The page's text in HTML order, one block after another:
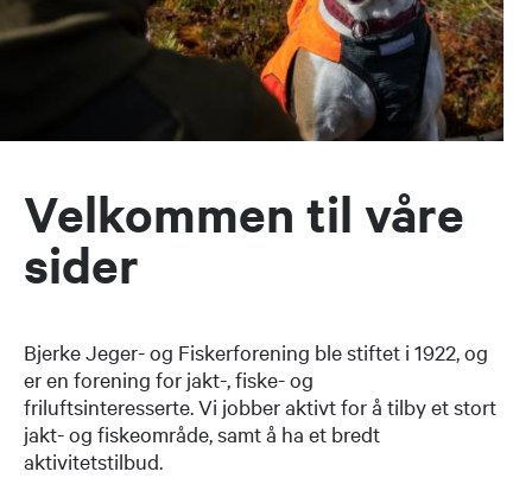
Velkommen til våre
sider
Bjerke Jeger- og Fiskerforening ble stiftet i 1922, og
er en forening for jakt-, fiske- og
friluftsinteresserte. Vi jobber aktivt for å tilby et stort
jakt- og fiskeområde, samt å ha et bredt
aktivitetstilbud.​